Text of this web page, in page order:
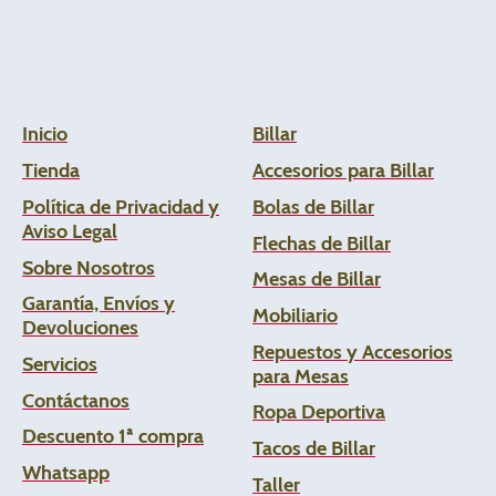
Inicio
Tienda
Política de Privacidad y
Aviso Legal
Sobre Nosotros
Garantía, Envíos y
Devoluciones
Servicios
Contáctanos
Descuento 1ª compra
Whatsapp
Billar
Accesorios para Billar
Bolas de Billar
Flechas de Billar
Mesas de Billar
Mobiliario
Repuestos y Accesorios
para Mesas
Ropa Deportiva
Tacos de Billar
Taller